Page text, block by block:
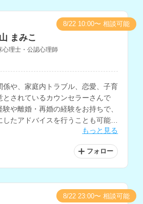
まみこ
心理士・公認心理師
係や、家庭内トラブル、恋愛、子育
とされているカウンセラーさんで
や離婚・再婚の経験をお持ちで、
たアドバイスを行うことも可能で
もっと見る
フォロー
8/22 10:00〜 相談可能
8/22 23:00〜 相談可能